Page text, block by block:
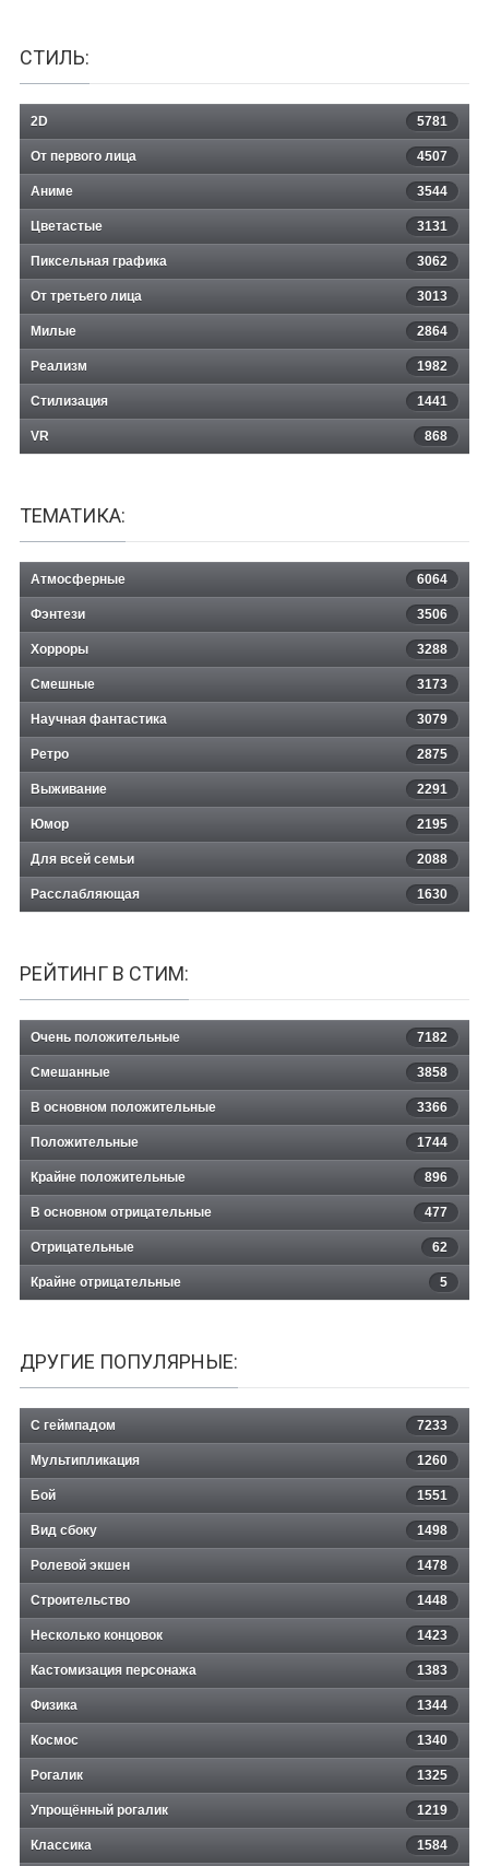
СТИЛЬ:
2D 5781
От первого лица 4507
Аниме 3544
Цветастые 3131
Пиксельная графика 3062
От третьего лица 3013
Милые 2864
Реализм 1982
Стилизация 1441
VR 868
ТЕМАТИКА:
Атмосферные 6064
Фэнтези 3506
Хорроры 3288
Смешные 3173
Научная фантастика 3079
Ретро 2875
Выживание 2291
Юмор 2195
Для всей семьи 2088
Расслабляющая 1630
РЕЙТИНГ В СТИМ:
Очень положительные 7182
Смешанные 3858
В основном положительные 3366
Положительные 1744
Крайне положительные 896
В основном отрицательные 477
Отрицательные 62
Крайне отрицательные 5
ДРУГИЕ ПОПУЛЯРНЫЕ:
С геймпадом 7233
Мультипликация 1260
Бой 1551
Вид сбоку 1498
Ролевой экшен 1478
Строительство 1448
Несколько концовок 1423
Кастомизация персонажа 1383
Физика 1344
Космос 1340
Рогалик 1325
Упрощённый рогалик 1219
Классика 1584